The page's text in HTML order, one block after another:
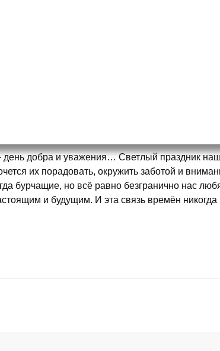
добра и уважения… Светлый праздник
их порадовать, окружить заботой и
бурчащие, но всё равно безгранично нас
и будущим. И эта связь времён